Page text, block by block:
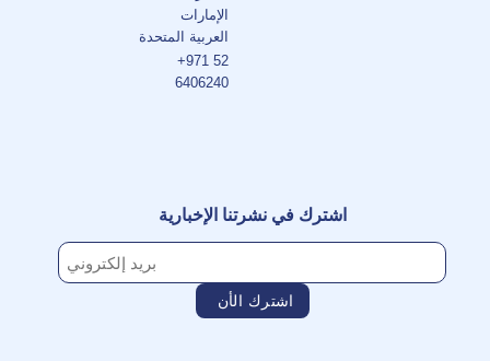
الإمارات
العربية المتحدة
+971 52
6406240
اشترك في نشرتنا الإخبارية